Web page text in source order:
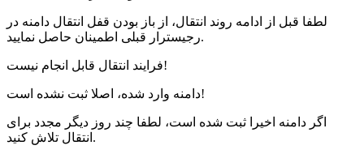
لطفا قبل از ادامه روند انتقال، از باز بودن قفل انتقال دامنه در
رجیسترار قبلی اطمینان حاصل نمایید.
فرایند انتقال قابل انجام نیست!
دامنه وارد شده، اصلا ثبت نشده است!
اگر دامنه اخیرا ثبت شده است، لطفا چند روز دیگر مجدد برای
انتقال تلاش کنید.